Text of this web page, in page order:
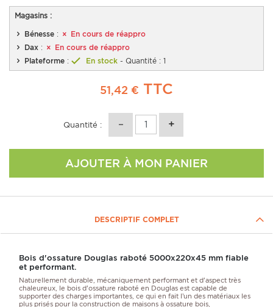
Magasins :
Bénesse :
En cours de réappro
Dax :
En cours de réappro
Plateforme : En stock - Quantité : 1
51,42 € TTC
Quantité :
AJOUTER À MON PANIER
DESCRIPTIF COMPLET
Bois d'ossature Douglas raboté 5000x220x45 mm fiable
et performant.
Naturellement durable, mécaniquement performant et d'aspect très
chaleureux, le bois d'ossature raboté en Douglas est capable de
supporter des charges importantes, ce qui en fait l’un des matériaux les
plus prisés pour la construction de maisons à ossature bois,